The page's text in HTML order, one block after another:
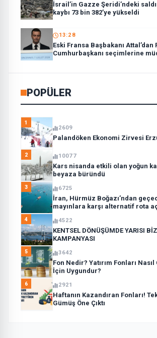
İsrail’in Gazze Şeridi’ndeki
kaybı 73 bin 382’ye yükseldi
13:28
Eski Fransa Başbakanı Attal’dan
Cumhurbaşkanı seçimlerine
POPÜLER
1
2609
Palandöken Ekonomi Zirvesi
2 10077
Kars nisanda etkili olan yoğun
beyaza büründü
3 6725
İran, Hürmüz Boğazı’ndan
mayınlara karşı alternatif rota
4 4522
KENTSEL DÖNÜŞÜMDE YARISI
KAMPANYASI
5 3642
Fon Nedir? Yatırım Fonları Nasıl
İçin Uygundur?
6 2921
Haftanın Kazandıran Fonları!
Gümüş Öne Çıktı